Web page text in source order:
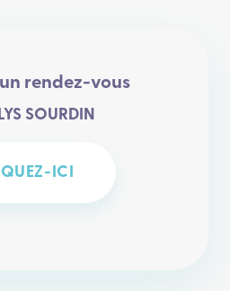
rendez-vous
SOURDIN
ICI